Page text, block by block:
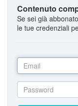
Contenuto
Se sei già
le tue credenziali